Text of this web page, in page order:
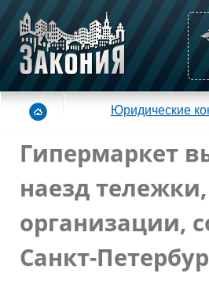
Юридические
Гипермаркет
наезд
организации,
Санкт-